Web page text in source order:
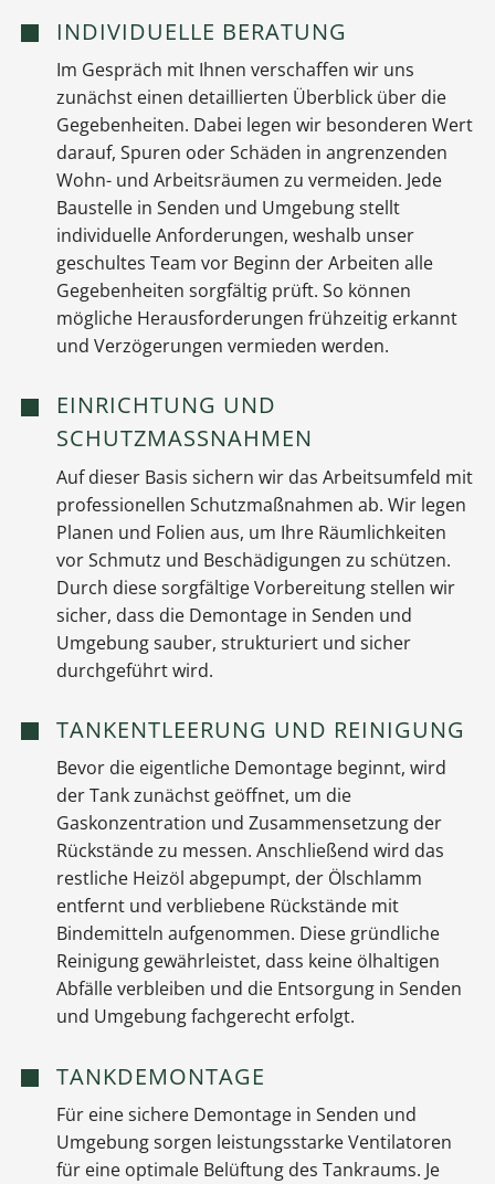
INDIVIDUELLE BERATUNG
Im Gespräch mit Ihnen verschaffen wir uns
zunächst einen detaillierten Überblick über die
Gegebenheiten. Dabei legen wir besonderen Wert
darauf, Spuren oder Schäden in angrenzenden
Wohn- und Arbeitsräumen zu vermeiden. Jede
Baustelle in Senden und Umgebung stellt
individuelle Anforderungen, weshalb unser
geschultes Team vor Beginn der Arbeiten alle
Gegebenheiten sorgfältig prüft. So können
mögliche Herausforderungen frühzeitig erkannt
und Verzögerungen vermieden werden.
EINRICHTUNG UND
SCHUTZMASSNAHMEN
Auf dieser Basis sichern wir das Arbeitsumfeld mit
professionellen Schutzmaßnahmen ab. Wir legen
Planen und Folien aus, um Ihre Räumlichkeiten
vor Schmutz und Beschädigungen zu schützen.
Durch diese sorgfältige Vorbereitung stellen wir
sicher, dass die Demontage in Senden und
Umgebung sauber, strukturiert und sicher
durchgeführt wird.
TANKENTLEERUNG UND REINIGUNG
Bevor die eigentliche Demontage beginnt, wird
der Tank zunächst geöffnet, um die
Gaskonzentration und Zusammensetzung der
Rückstände zu messen. Anschließend wird das
restliche Heizöl abgepumpt, der Ölschlamm
entfernt und verbliebene Rückstände mit
Bindemitteln aufgenommen. Diese gründliche
Reinigung gewährleistet, dass keine ölhaltigen
Abfälle verbleiben und die Entsorgung in Senden
und Umgebung fachgerecht erfolgt.
TANKDEMONTAGE
Für eine sichere Demontage in Senden und
Umgebung sorgen leistungsstarke Ventilatoren
für eine optimale Belüftung des Tankraums. Je